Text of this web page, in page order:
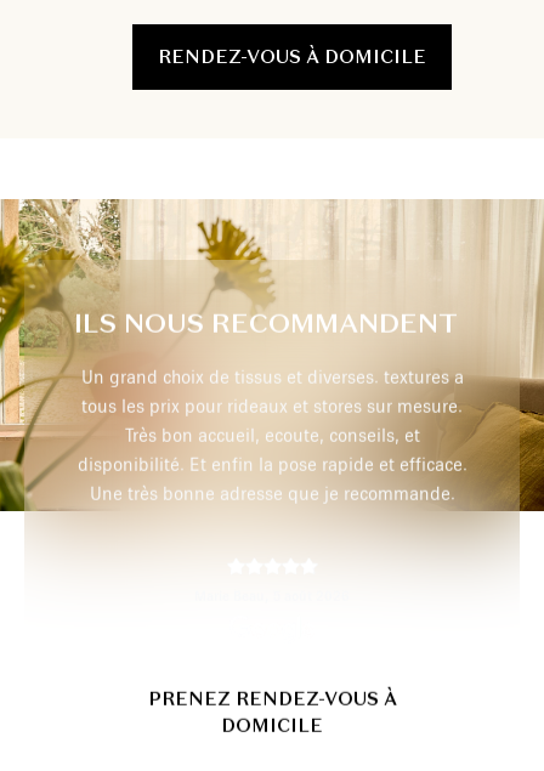
RENDEZ-VOUS À DOMICILE
ILS NOUS RECOMMANDENT
a
et
Très professionnel, je recommande
29 juillet 2026